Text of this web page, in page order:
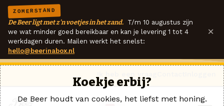
ZOMERSTAND
De Beer ligt met z'n voetjes in het zand. T/m 10 augustus zijn
we wat minder goed bereikbaar en kan je levering 1 tot 4
werkdagen duren. Mailen werkt het snelst:
hello@beerinabox.nl
×
Koekje erbij?
De Beer houdt van cookies, het liefst met honing.